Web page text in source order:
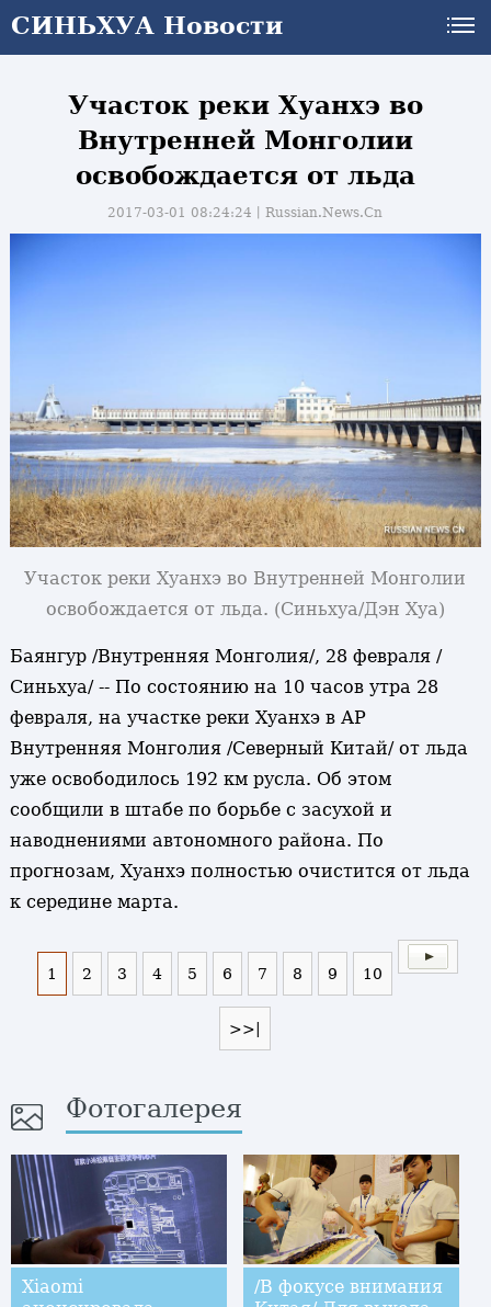
СИНЬХУА Новости
Участок реки Хуанхэ во
Внутренней Монголии
освобождается от льда
2017-03-01 08:24:24丨Russian.News.Cn
Участок реки Хуанхэ во Внутренней Монголии
освобождается от льда. (Синьхуа/Дэн Хуа)
Баянгур /Внутренняя Монголия/, 28 февраля /
Синьхуа/ -- По состоянию на 10 часов утра 28
февраля, на участке реки Хуанхэ в АР
Внутренняя Монголия /Северный Китай/ от льда
уже освободилось 192 км русла. Об этом
сообщили в штабе по борьбе с засухой и
наводнениями автономного района. По
прогнозам, Хуанхэ полностью очистится от льда
к середине марта.
1 2 3 4 5 6 7 8 9 10
>>|
Фотогалерея
Xiaomi
/В фокусе внимания